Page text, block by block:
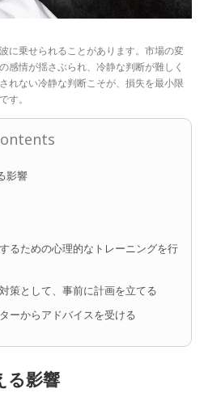
に乗せられることがあります。市場の変
感情が揺さぶられ、冷静な判断が難しく
れない冷静な判断こそが、損失を最小限
す。
影響
るための心理的なトレーニングを行
策として、事前に計画を立てる
ーからアドバイスを受ける
る影響